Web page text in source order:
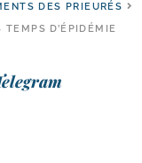
DES PRIEURÉS
D’ÉPIDÉMIE